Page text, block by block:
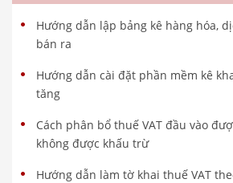
Hướng dẫn lập bảng kê hàng hóa,
bán ra
Hướng dẫn cài đặt phần mềm kê
tăng
Cách phân bổ thuế VAT đầu vào
không được khấu trừ
Hướng dẫn làm tờ khai thuế VAT